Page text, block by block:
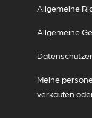
Allgemeine
Allgemeine
Meine
verkaufen